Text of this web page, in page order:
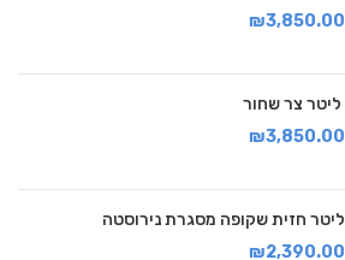
₪3,850.00
₪3,850.00
₪2,390.00